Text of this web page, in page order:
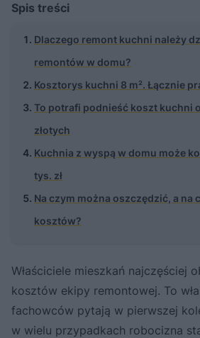
Spis treści
Dlaczego remont kuchni należy
remontów w domu?
Kosztorys kuchni 8 m². Łącznie
To potrafi podnieść koszt kuchni
złotych
Kuchnia z wyspą w domu może
tys. zł
Na czym można oszczędzić, a na
kosztów?
Właściciele mieszkań najczęściej
kosztów ekipy remontowej. To
fachowców pytają w pierwszej
w wielu przypadkach robocizna